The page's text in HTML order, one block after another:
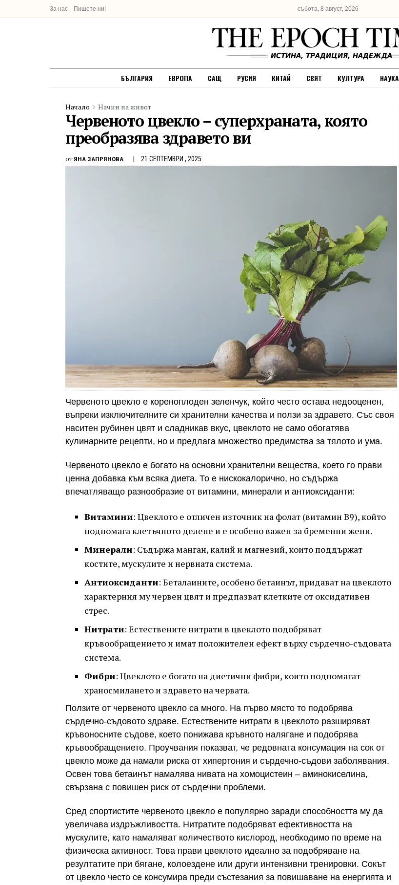
За нас Пишете ни! събота, 8 август, 2026
БЪЛГАРИЯ ЕВРОПА САЩ РУСИЯ КИТАЙ СВЯТ КУЛТУРА НАУКА
Начало Начин на живот
Червеното цвекло – суперхраната, която
преобразява здравето ви
от ЯНА ЗАПРЯНОВА 21 СЕПТЕМВРИ , 2025
Червеното цвекло е кореноплоден зеленчук, който често остава недооценен,
въпреки изключителните си хранителни качества и ползи за здравето. Със своя
наситен рубинен цвят и сладникав вкус, цвеклото не само обогатява
кулинарните рецепти, но и предлага множество предимства за тялото и ума.
Червеното цвекло е богато на основни хранителни вещества, което го прави
ценна добавка към всяка диета. То е нискокалорично, но съдържа
впечатляващо разнообразие от витамини, минерали и антиоксиданти:
Витамини: Цвеклото е отличен източник на фолат (витамин B9), който
подпомага клетъчното делене и е особено важен за бременни жени.
Минерали: Съдържа манган, калий и магнезий, които поддържат
костите, мускулите и нервната система.
Антиоксиданти: Беталаините, особено бетаинът, придават на цвеклото
характерния му червен цвят и предпазват клетките от оксидативен
стрес.
Нитрати: Естествените нитрати в цвеклото подобряват
кръвообращението и имат положителен ефект върху сърдечно-съдовата
система.
Фибри: Цвеклото е богато на диетични фибри, които подпомагат
храносмилането и здравето на червата.
Ползите от червеното цвекло са много. На първо място то подобрява
сърдечно-съдовото здраве. Естествените нитрати в цвеклото разширяват
кръвоносните съдове, което понижава кръвното налягане и подобрява
кръвообращението. Проучвания показват, че редовната консумация на сок от
цвекло може да намали риска от хипертония и сърдечно-съдови заболявания.
Освен това бетаинът намалява нивата на хомоцистеин – аминокиселина,
свързана с повишен риск от сърдечни проблеми.
Сред спортистите червеното цвекло е популярно заради способността му да
увеличава издръжливостта. Нитратите подобряват ефективността на
мускулите, като намаляват количеството кислород, необходимо по време на
физическа активност. Това прави цвеклото идеално за подобряване на
резултатите при бягане, колоездене или други интензивни тренировки. Сокът
от цвекло често се консумира преди състезания за повишаване на енергията и